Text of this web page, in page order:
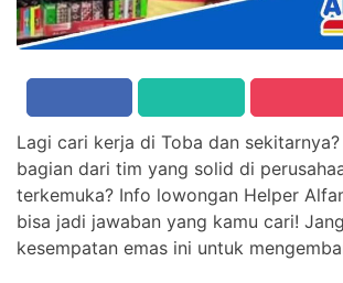
Lagi cari kerja di Toba dan
bagian dari tim yang solid di
terkemuka? Info lowongan Helper
bisa jadi jawaban yang kamu cari!
kesempatan emas ini untuk